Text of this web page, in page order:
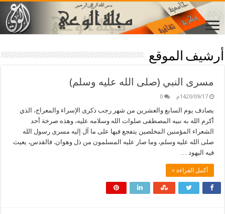
أرشيف الموقع
مسرى النبي (صلى الله عليه وسلم)
1420/09/17م 0
يصادف يوم السابع والعشرين من شهر رجب ذكرى الإسراء والمعراج، الذي
أكرم الله به نبيه المصطفى صلوات الله وسلامه عليه، وهذه صرخة أحد
الشعراء المؤمنين المخلصين يتفجع فيها على ما آل إليه مسرى رسول الله
صلى الله عليه وسلم، وما صار عليه المسلمون من ذل وهوان. فالقدس، يعيث
فيه اليهود …
أكمل القراءة »